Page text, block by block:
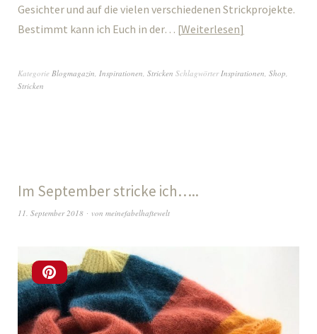
Gesichter und auf die vielen verschiedenen Strickprojekte.
Bestimmt kann ich Euch in der… Weiterlesen
Kategorie Blogmagazin Inspirationen Stricken Schlagwörter Inspirationen Shop
Stricken
Im September stricke ich…..
11. September 2018 von meinefabelhaftewelt